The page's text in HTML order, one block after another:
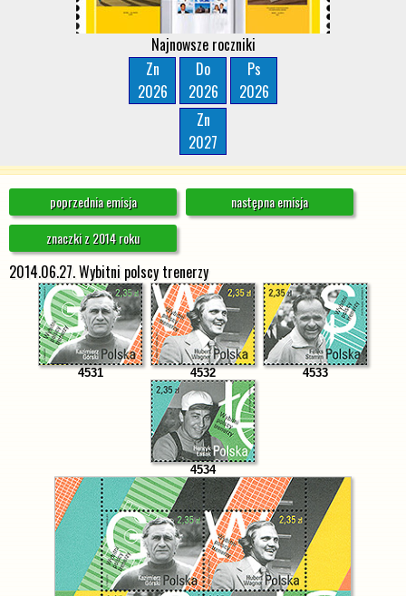
Najnowsze roczniki
Zn
2026
Do
2026
Ps
2026
Zn
2027
poprzednia emisja
następna emisja
znaczki z 2014 roku
2014.06.27. Wybitni polscy trenerzy
4531 4532 4533
4534